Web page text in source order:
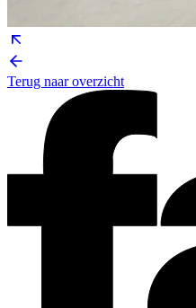
Terug naar overzicht